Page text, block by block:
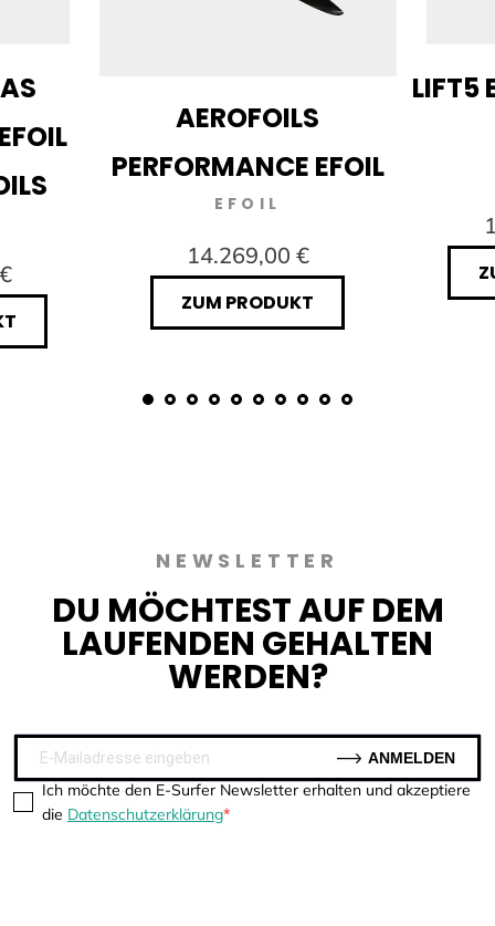
AEROFOILS
PERFORMANCE EFOIL
EFOIL
14.269,00 €
ZUM PRODUKT
LIFT5
NEWSLETTER
DU MÖCHTEST AUF DEM
LAUFENDEN GEHALTEN
WERDEN?
Ich möchte den E-Surfer Newsletter erhalten und akzeptiere
die Datenschutzerklärung
ANMELDEN